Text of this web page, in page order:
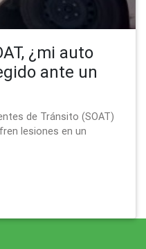
¿mi auto
ante un
de Tránsito (SOAT)
lesiones en un